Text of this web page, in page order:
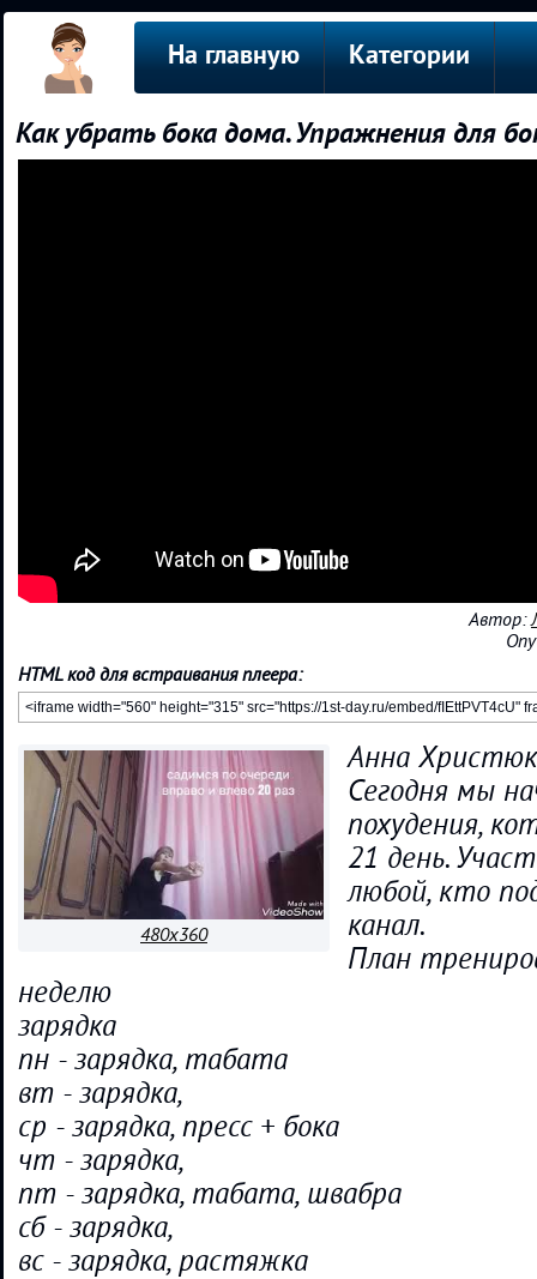
На главную Категории
Как убрать бока дома. Упражнения для
Автор:
HTML код для встраивания плеера:
480x360
Анна
Сегодня мы
похудения,
21 день.
любой, кто
канал.
План
неделю
зарядка
пн - зарядка, табата
вт - зарядка,
ср - зарядка, пресс + бока
чт - зарядка,
пт - зарядка, табата, швабра
сб - зарядка,
вс - зарядка, растяжка